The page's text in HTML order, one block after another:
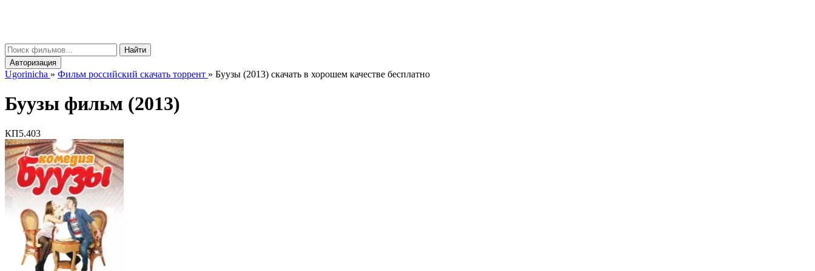
Найти
Авторизация
Ugorinicha » Фильм российский скачать торрент » Буузы (2013) скачать в хорошем качестве бесплатно
Буузы фильм (2013)
КП5.403